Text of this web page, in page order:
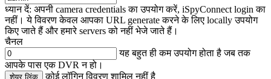
ध्यान दें: अपनी camera credentials का उपयोग करें, iSpyConnect login का
नहीं। ये विवरण केवल आपका URL generate करने के लिए locally उपयोग
किए जाते हैं और हमारे servers को नहीं भेजे जाते हैं।
चैनल
यह बहुत ही कम उपयोग होता है जब तक
आपके पास एक DVR न हो।
शेयर लिंक कोई लॉगिन विवरण शामिल नहीं है